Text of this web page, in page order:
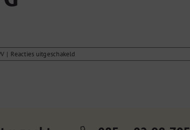
| Reacties uitgeschakeld
Bestelproces